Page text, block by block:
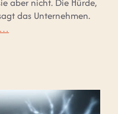
das Unternehmen.
…